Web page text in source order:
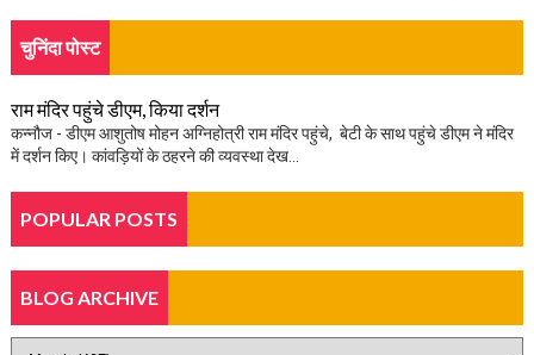
चुनिंदा पोस्ट
राम मंदिर पहुंचे डीएम, किया दर्शन
कन्नौज - डीएम आशुतोष मोहन अग्निहोत्री राम मंदिर पहुंचे, बेटी के साथ पहुंचे डीएम ने मंदिर
में दर्शन किए। कांवड़ियों के ठहरने की व्यवस्था देख...
POPULAR POSTS
BLOG ARCHIVE